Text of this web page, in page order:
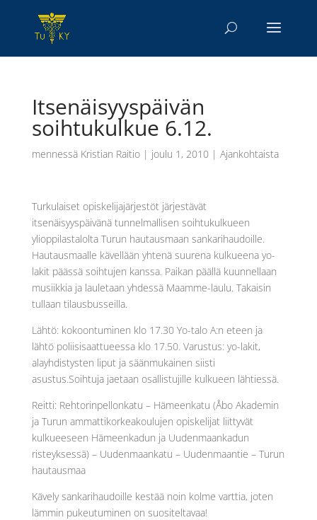
Itsenäisyyspäivän
soihtukulkue 6.12.
mennessä Kristian Raitio| joulu 1, 2010 | Ajankohtaista
Turkulaiset opiskelijajärjestöt järjestävät
itsenäisyyspäivänä tunnelmallisen soihtukulkueen
ylioppilastalolta Turun hautausmaan sankarihaudoille.
Hautausmaalle kävellään yhtenä suurena kulkueena yo-
lakit päässä soihtujen kanssa. Paikan päällä kuunnellaan
musiikkia ja lauletaan yhdessä Maamme-laulu. Takaisin
tullaan tilausbusseilla.
Lähtö: kokoontuminen klo 17.30 Yo-talo A:n eteen ja
lähtö poliisisaattueessa klo 17.50. Varustus: yo-lakit,
alayhdistysten liput ja säänmukainen siisti
asustus.Soihtuja jaetaan osallistujille kulkueen lähtiessä.
Reitti: Rehtorinpellonkatu – Hämeenkatu (Åbo Akademin
ja Turun ammattikorkeakoulujen opiskelijat liittyvät
kulkueeseen Hämeenkadun ja Uudenmaankadun
risteyksessä) – Uudenmaankatu – Uudenmaantie – Turun
hautausmaa
Kävely sankarihaudoille kestää noin kolme varttia, joten
lämmin pukeutuminen on suositeltavaa!